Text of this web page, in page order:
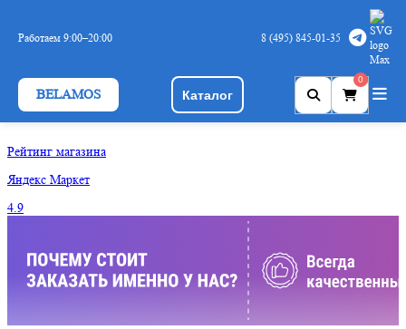
Работаем 9:00–20:00 8 (495) 845-01-35
BELAMOS Каталог
0
Принять
Рейтинг магазина
Яндекс Маркет
4.9